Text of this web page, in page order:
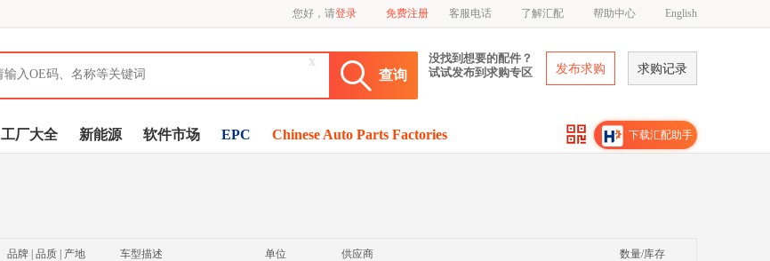
您好，请登录 免费注册 客服电话 了解汇配 帮助中心 English
查询
x
没找到想要的配件？
试试发布到求购专区
发布求购 求购记录
工厂大全 新能源 软件市场 EPC Chinese Auto Parts Factories 下载汇配助手
品牌 | 品质 | 产地 车型描述 单位 供应商 数量/库存